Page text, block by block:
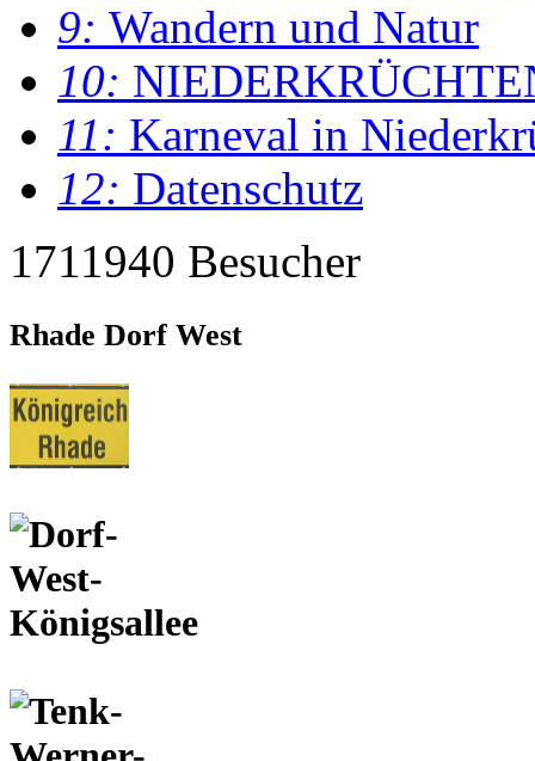
9: Wandern und Natur
10:
11: Karneval in
12: Datenschutz
1711940 Besucher
Rhade Dorf West